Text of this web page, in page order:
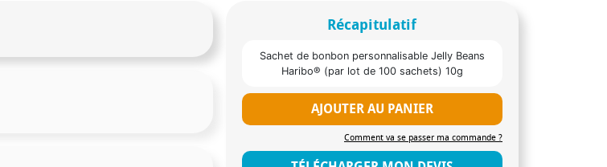
Récapitulatif
Sachet de bonbon personnalisable Jelly Beans
Haribo® (par lot de 100 sachets) 10g
AJOUTER AU PANIER
Comment va se passer ma commande ?